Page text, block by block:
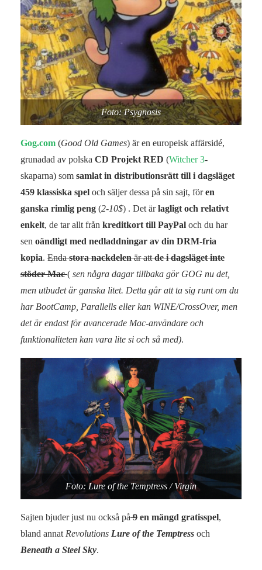
Foto: Psygnosis
Gog.com (Good Old Games) är en europeisk affärsidé,
grunadad av polska CD Projekt RED (Witcher 3-
skaparna) som samlat in distributionsrätt till i dagsläget
459 klassiska spel och säljer dessa på sin sajt, fören
ganska rimlig peng (2-10$) . Det ärlagligt och relativt
enkelt, de tar allt från kreditkort till PayPal och du har
sen oändligt med nedladdningar av din DRM-fria
kopia. Endastora nackdelenär attde i dagsläget inte
stöder Mac ( sen några dagar tillbaka gör GOG nu det,
men utbudet är ganska litet. Detta går att ta sig runt om du
har BootCamp, Parallells eller kan WINE/CrossOver, men
det är endast för avancerade Mac-användare och
funktionaliteten kan vara lite si och så med).
Foto: Lure of the Temptress / Virgin
Sajten bjuder just nu också på9 en mängd gratisspel,
bland annatRevolutions Lure of the Temptress och
Beneath a Steel Sky.